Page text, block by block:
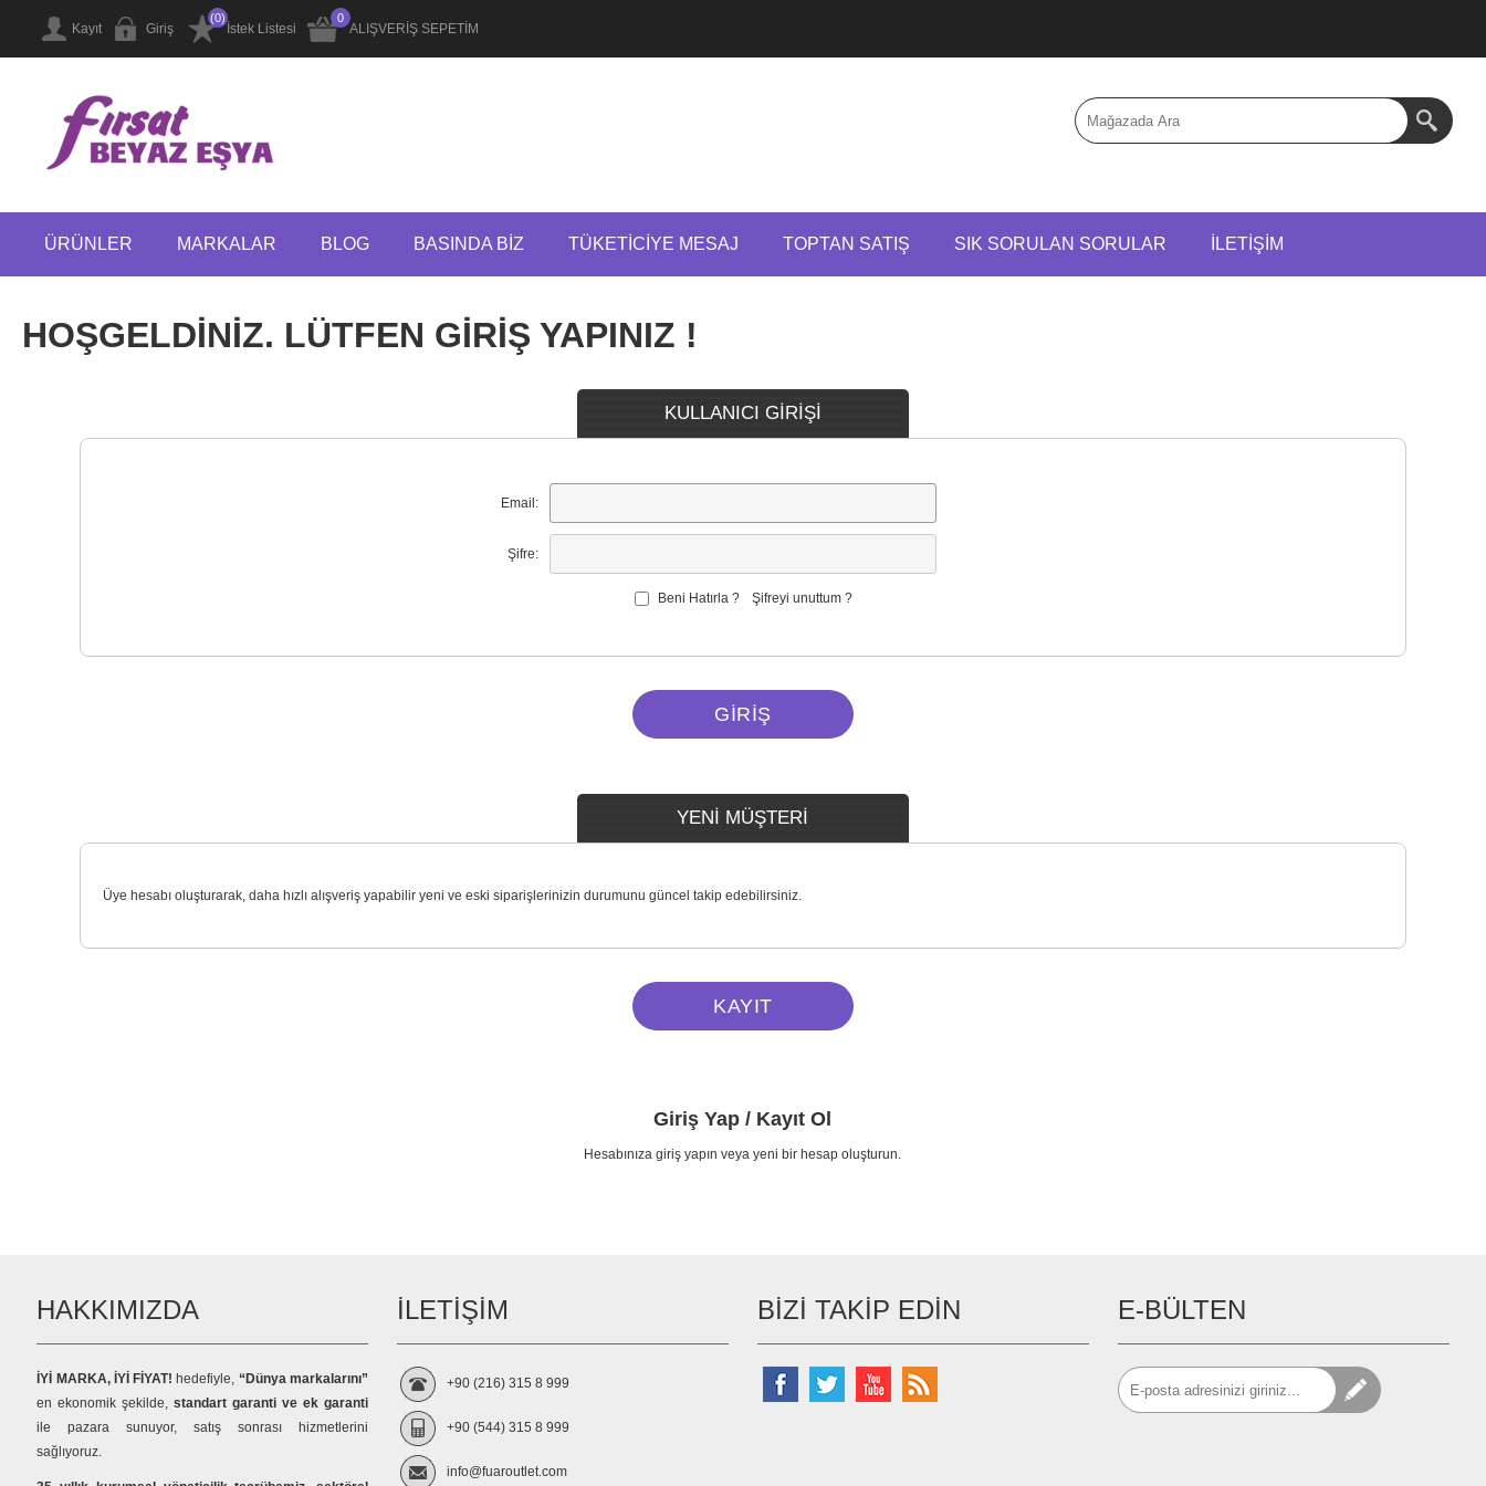
Kayıt Giriş İstek Listesi
(0)
ALIŞVERİŞ SEPETİM
0
ÜRÜNLER MARKALAR BLOG BASINDA BIZ TÜKETICIYE MESAJ TOPTAN SATIŞ SIK SORULAN SORULAR İLETIŞIM
HOŞGELDİNİZ. LÜTFEN GİRİŞ YAPINIZ !
KULLANICI GİRİŞİ
Email:
Şifre:
Beni Hatırla ? Şifreyi unuttum ?
YENİ MÜŞTERİ
Üye hesabı oluşturarak, daha hızlı alışveriş yapabilir yeni ve eski siparişlerinizin durumunu güncel takip edebilirsiniz.
Giriş Yap / Kayıt Ol
Hesabınıza giriş yapın veya yeni bir hesap oluşturun.
HAKKIMIZDA
İYİ MARKA, İYİ FİYAT! hedefiyle, “Dünya markalarını”
en ekonomik şekilde,standart garanti ve ek garanti
ile pazara sunuyor, satış sonrası hizmetlerini
sağlıyoruz.
İLETIŞIM
+90 (216) 315 8 999
+90 (544) 315 8 999
info@fuaroutlet.com
BIZI TAKIP EDIN E-BÜLTEN